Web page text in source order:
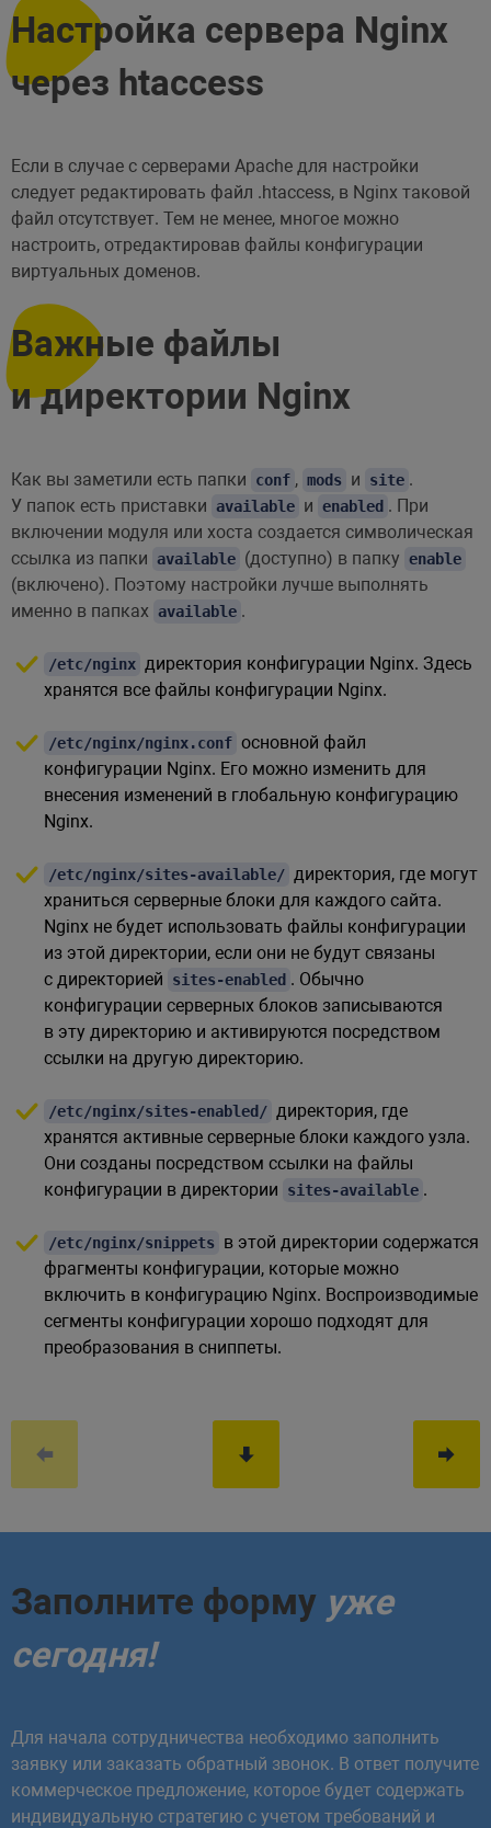
Настройка сервера Nginx
через htaccess
Если в случае с серверами Apache для настройки
следует редактировать файл .htaccess, в Nginx таковой
файл отсутствует. Тем не менее, многое можно
настроить, отредактировав файлы конфигурации
виртуальных доменов.
Важные файлы
и директории Nginx
Как вы заметили есть папки conf , mods и site .
У папок есть приставки available и enabled . При
включении модуля или хоста создается символическая
ссылка из папки available (доступно) в папку enable
(включено). Поэтому настройки лучше выполнять
именно в папках available .
/etc/nginx директория конфигурации Nginx. Здесь
хранятся все файлы конфигурации Nginx.
/etc/nginx/nginx.conf основной файл
конфигурации Nginx. Его можно изменить для
внесения изменений в глобальную конфигурацию
Nginx.
/etc/nginx/sites-available/ директория, где могут
храниться серверные блоки для каждого сайта.
Nginx не будет использовать файлы конфигурации
из этой директории, если они не будут связаны
с директорией
sites-enabled . Обычно
конфигурации серверных блоков записываются
в эту директорию и активируются посредством
ссылки на другую директорию.
/etc/nginx/sites-enabled/ директория, где
хранятся активные серверные блоки каждого узла.
Они созданы посредством ссылки на файлы
конфигурации в директории
sites-available .
/etc/nginx/snippets в этой директории содержатся
фрагменты конфигурации, которые можно
включить в конфигурацию Nginx. Воспроизводимые
сегменты конфигурации хорошо подходят для
преобразования в сниппеты.
Заполните форму уже
сегодня!
Для начала сотрудничества необходимо заполнить
заявку или заказать обратный звонок. В ответ получите
коммерческое предложение, которое будет содержать
индивидуальную стратегию с учетом требований и